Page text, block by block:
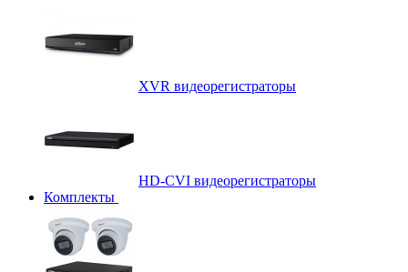
XVR видеорегистраторы
HD-CVI видеорегистраторы
Комплекты